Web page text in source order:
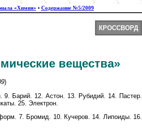
«Химия» • Содержание №5/2009
КРОССВОРД
вещества»
)
9. Барий. 12. Астон. 13. Рубидий. 14. Пастер.
25. Электрон.
7. Бромид. 10. Кучеров. 14. Липоиды. 16.